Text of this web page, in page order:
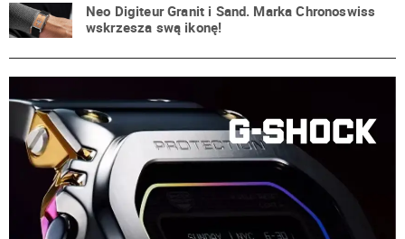
Neo Digiteur Granit i Sand. Marka Chronoswiss
wskrzesza swą ikonę!